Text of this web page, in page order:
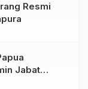
Resmi
Jabat